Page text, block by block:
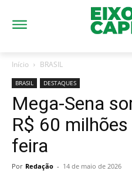
Início BRASIL
BRASIL DESTAQUES
Mega-Sena
R$ 60
feira
Por Redação - 14 de maio de 2026